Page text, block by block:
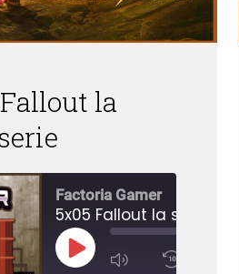
la
serie
Factoria Gamer
5x05 Fallout la serie
REPRODUCIR